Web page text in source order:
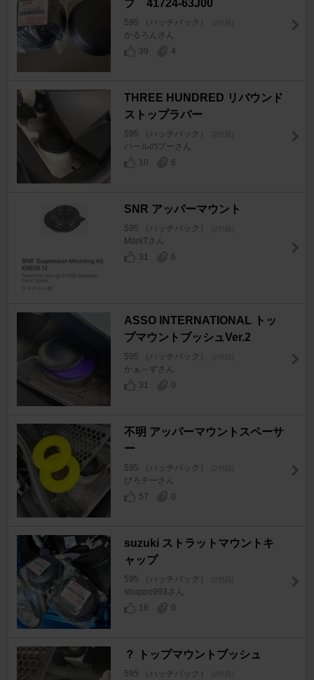
プ 41724-63J00
595 （ハッチバック） [2代目]
かるろんさん
39
4
THREE HUNDRED リバウンド
ストップラバー
595 （ハッチバック） [2代目]
パールのプーさん
10
6
SNR アッパーマウント
595 （ハッチバック） [2代目]
MarkTさん
31
6
ASSO INTERNATIONAL トッ
プマウントブッシュVer.2
595 （ハッチバック） [2代目]
かぁ～ずさん
31
0
不明 アッパーマウントスペーサ
ー
595 （ハッチバック） [2代目]
ぴろチーさん
57
0
suzuki ストラットマウントキ
ャップ
595 （ハッチバック） [2代目]
shuppo993さん
16
0
？ トップマウントブッシュ
595 （ハッチバック） [2代目]